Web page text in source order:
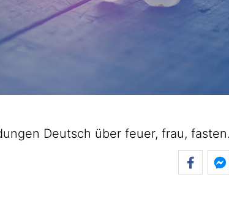
Deutsch über feuer, frau, fasten.